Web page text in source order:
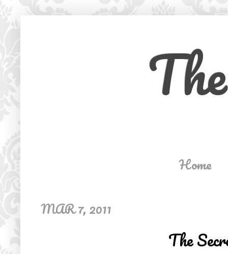
Home
MAR 7, 2011
The